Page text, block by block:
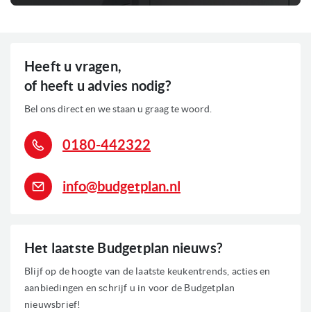
Het laatste Budgetplan nieuws?
Blijf op de hoogte van de laatste keukentrends, acties en
aanbiedingen en schrijf u in voor de Budgetplan
nieuwsbrief!
Heeft u vragen,
of heeft u advies nodig?
Bel ons direct en we staan u graag te woord.
0180-442322
info@budgetplan.nl